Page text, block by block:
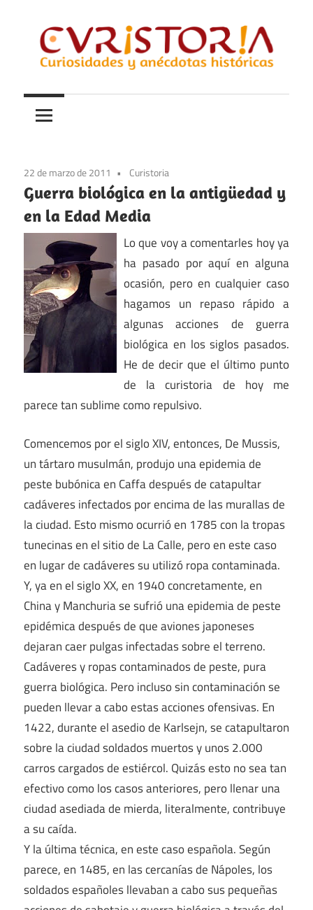
contenido
Curistoria
y
anécdotas
historia
22 de marzo de 2011 Curistoria
Guerra biológica en la antigüedad y
en la Edad Media
Lo que voy a comentarles hoy ya
ha pasado por aquí en alguna
ocasión, pero en cualquier caso
hagamos un repaso rápido a
algunas acciones de guerra
biológica en los siglos pasados.
He de decir que el último punto
de la curistoria de hoy me
parece tan sublime como repulsivo.
Comencemos por el siglo XIV, entonces, De Mussis,
un tártaro musulmán, produjo una epidemia de
peste bubónica en Caffa después de catapultar
cadáveres infectados por encima de las murallas de
la ciudad. Esto mismo ocurrió en 1785 con la tropas
tunecinas en el sitio de La Calle, pero en este caso
en lugar de cadáveres su utilizó ropa contaminada.
Y, ya en el siglo XX, en 1940 concretamente, en
China y Manchuria se sufrió una epidemia de peste
epidémica después de que aviones japoneses
dejaran caer pulgas infectadas sobre el terreno.
Cadáveres y ropas contaminados de peste, pura
guerra biológica. Pero incluso sin contaminación se
pueden llevar a cabo estas acciones ofensivas. En
1422, durante el asedio de Karlsejn, se catapultaron
sobre la ciudad soldados muertos y unos 2.000
carros cargados de estiércol. Quizás esto no sea tan
efectivo como los casos anteriores, pero llenar una
ciudad asediada de mierda, literalmente, contribuye
a su caída.
Y la última técnica, en este caso española. Según
parece, en 1485, en las cercanías de Nápoles, los
soldados españoles llevaban a cabo sus pequeñas